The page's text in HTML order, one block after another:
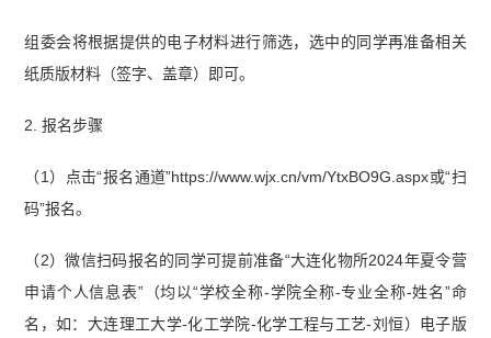
组委会将根据提供的电子材料进行筛选，选中的同学再准备相关
纸质版材料（签字、盖章）即可。
2. 报名步骤
（1）点击“报名通道”https://www.wjx.cn/vm/YtxBO9G.aspx或“扫
码”报名。
（2）微信扫码报名的同学可提前准备“大连化物所2024年夏令营
申请个人信息表”（均以“学校全称-学院全称-专业全称-姓名”命
名，如：大连理工大学-化工学院-化学工程与工艺-刘恒）电子版